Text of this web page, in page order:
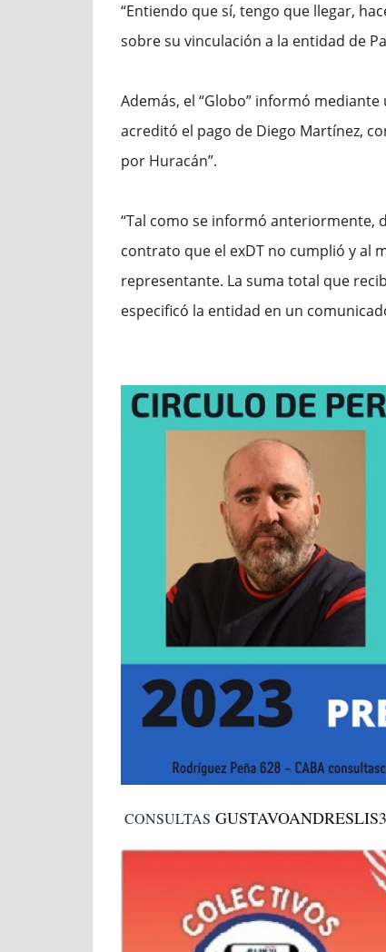
“Entiendo que sí, tengo que llegar,
sobre su vinculación a la entidad de
Además, el “Globo” informó
acreditó el pago de Diego Martínez,
por Huracán”.
“Tal como se informó anteriormente,
contrato que el exDT no cumplió y al
representante. La suma total que
especificó la entidad en un
CONSULTAS